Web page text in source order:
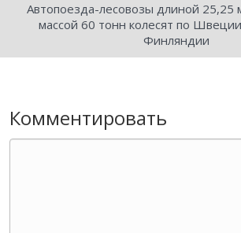
Автопоезда-лесовозы длиной 25,25
массой 60 тонн колесят по
Финляндии
Комментировать